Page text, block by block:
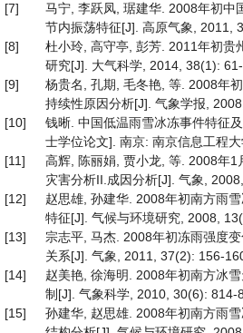
[7]
马宁, 李跃凤, 琚建华. 2008年初中
节内振荡特征[J]. 高原气象, 2011,
[8]
杜小玲, 高守亭, 彭芳. 2011年初贵
研究[J]. 大气科学, 2014, 38(1): 61-
[9]
杨贵名, 孔期, 毛冬艳, 等. 2008年
持续性原因分析[J]. 气象学报,
[10]
钱晰. 中国低温雨雪冰冻事件特征
士学位论文]. 南京: 南京信息工程大
[11]
高辉, 陈丽娟, 贾小龙, 等. 2008年1
灾害分析II.成因分析[J]. 气象,
[12]
赵思雄, 孙建华. 2008年初南方雨
特征[J]. 气候与环境研究, 2008,
[13]
宗志平, 马杰. 2008年初冻雨强度
关系[J]. 气象, 2011, 37(2): 156-
[14]
赵美艳, 徐海明. 2008年初南方冰
制[J]. 气象科学, 2010, 30(6): 814-
[15]
孙建华, 赵思雄. 2008年初南方雨